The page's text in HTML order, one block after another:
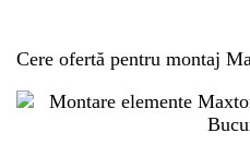
Cere ofertă pentru montaj